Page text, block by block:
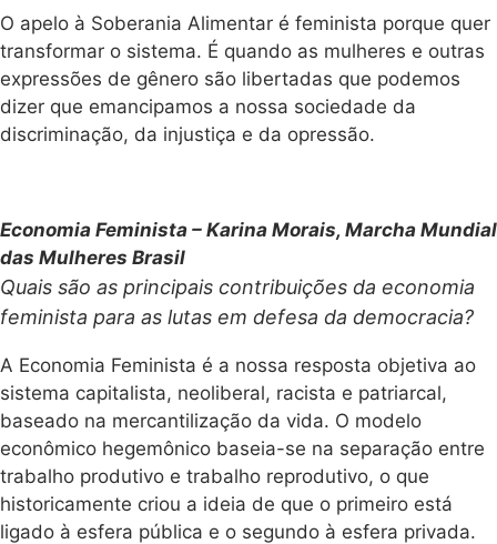
O apelo à Soberania Alimentar é feminista porque quer
transformar o sistema. É quando as mulheres e outras
expressões de gênero são libertadas que podemos
dizer que emancipamos a nossa sociedade da
discriminação, da injustiça e da opressão.
Economia Feminista – Karina Morais, Marcha Mundial
das Mulheres Brasil
Quais são as principais contribuições da economia
feminista para as lutas em defesa da democracia?
A Economia Feminista é a nossa resposta objetiva ao
sistema capitalista, neoliberal, racista e patriarcal,
baseado na mercantilização da vida. O modelo
econômico hegemônico baseia-se na separação entre
trabalho produtivo e trabalho reprodutivo, o que
historicamente criou a ideia de que o primeiro está
ligado à esfera pública e o segundo à esfera privada.